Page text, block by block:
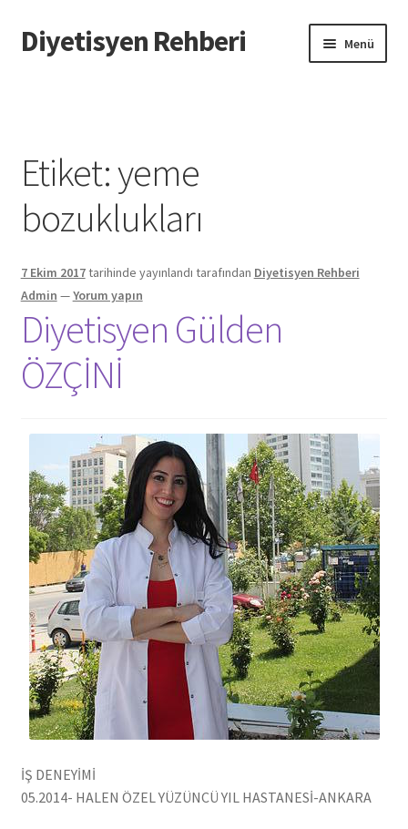
Dolaşıma
geç
İçeriğe
geç
Diyetisyen Rehberi Menü
Hata Bildir
iletişim
Sayfamı Düzenlemek İstiyorum
Yardım
Formu doldurun biz sayfanızı oluşturalım
Etiket:yeme
bozuklukları
7 Ekim 2017tarihinde yayınlandı tarafından Diyetisyen Rehberi
Admin —Yorum yapın
Diyetisyen Gülden
ÖZÇİNİ
İŞ DENEYİMİ
05.2014- HALEN ÖZEL YÜZÜNCÜ YIL HASTANESİ-ANKARA